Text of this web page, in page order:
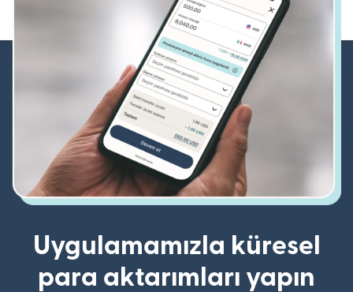
Uygulamamızla küresel
para aktarımları yapın